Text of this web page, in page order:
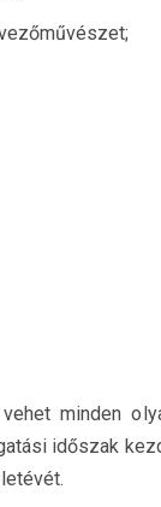
minden
időszak